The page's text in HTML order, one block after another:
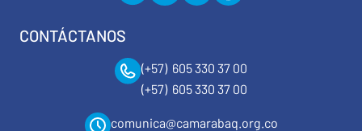
CONTÁCTANOS
(+57) 605 330 37 00
(+57) 605 330 37 00
comunica@camarabaq.org.co